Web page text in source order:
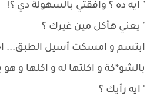
" ايه ده ؟ وافقتي بالسهولة دي ؟!
' يعني هأكل مين غيرك ؟
ابتسم و امسكت أسيل الطبق...
بالشو*كة و اكلتها له و اكلها و
' ايه رأيك ؟